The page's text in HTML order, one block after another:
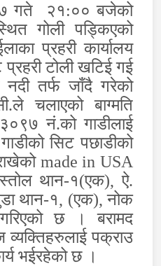
गते २१:०० बजेको
गोली पड्किएको
प्रहरी कार्यालय
टोली खटिई गई
नदी तर्फ जाँदै गरेको
चलाएको बाग्मति
नं.को गाडीलाई
सिट पछाडीको
made in USA
थान-१(एक), ऐ.
थान-१, (एक), नोक
छ । बरामद
व्यक्तिहरुलाई पक्राउ
भईरहेको छ ।